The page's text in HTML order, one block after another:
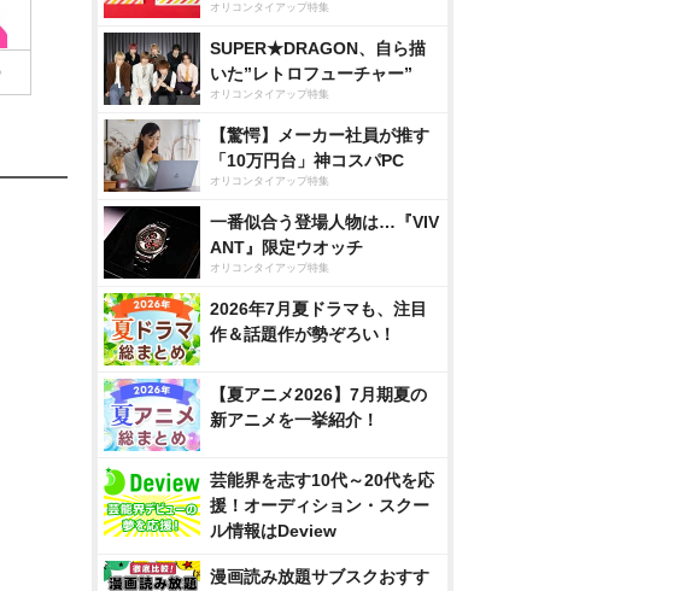
オリコンタイアップ特集
SUPER★DRAGON、自ら描
いた”レトロフューチャー”
オリコンタイアップ特集
【驚愕】メーカー社員が推す
「10万円台」神コスパPC
オリコンタイアップ特集
一番似合う登場人物は…『VIV
ANT』限定ウオッチ
オリコンタイアップ特集
2026年7月夏ドラマも、注目
作＆話題作が勢ぞろい！
【夏アニメ2026】7月期夏の
新アニメを一挙紹介！
芸能界を志す10代～20代を応
援！オーディション・スクー
ル情報はDeview
漫画読み放題サブスクおすす